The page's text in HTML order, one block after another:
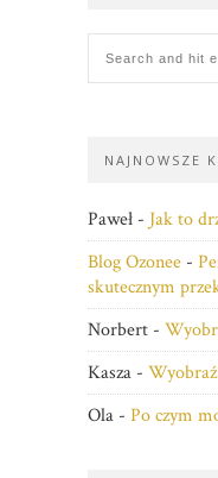
NAJNOWSZE
Paweł - Jak to
Blog Ozonee -
skutecznym
Norbert -
Kasza -
Ola - Po czym